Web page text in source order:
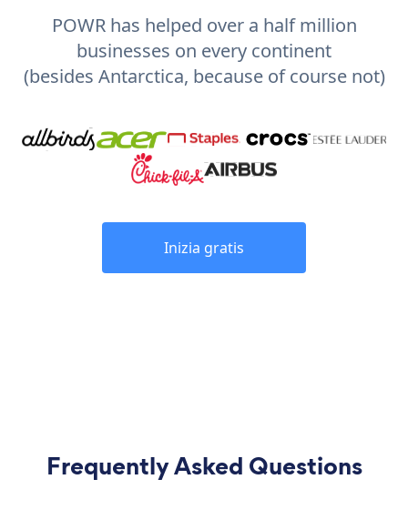
POWR has helped over a half million
businesses on every continent
(besides Antarctica, because of course not)
Inizia gratis
Frequently Asked Questions